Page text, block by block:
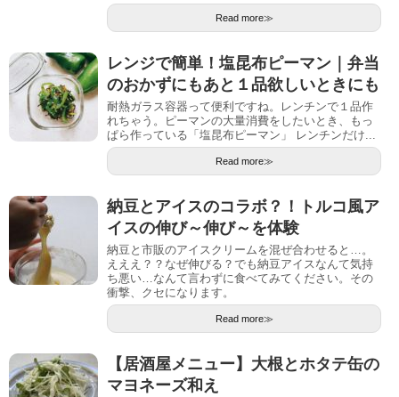
Read more≫
レンジで簡単！塩昆布ピーマン｜弁当
のおかずにもあと１品欲しいときにも
耐熱ガラス容器って便利ですね。レンチンで１品作
れちゃう。ピーマンの大量消費をしたいとき、もっ
ぱら作っている「塩昆布ピーマン」 レンチンだけ...
Read more≫
納豆とアイスのコラボ？！トルコ風ア
イスの伸び～伸び～を体験
納豆と市販のアイスクリームを混ぜ合わせると…。
えええ？？なぜ伸びる？でも納豆アイスなんて気持
ち悪い…なんて言わずに食べてみてください。その
衝撃、クセになります。
Read more≫
【居酒屋メニュー】大根とホタテ缶の
マヨネーズ和え